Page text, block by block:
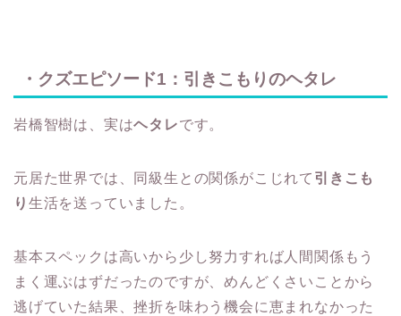
・クズエピソード1：引きこもりのヘタレ
岩橋智樹は、実はヘタレです。
元居た世界では、同級生との関係がこじれて 引きこも
り 生活を送っていました。
基本スペックは高いから少し努力すれば人間関係もう
まく運ぶはずだったのですが、めんどくさいことから
逃げていた結果、挫折を味わう機会に恵まれなかった